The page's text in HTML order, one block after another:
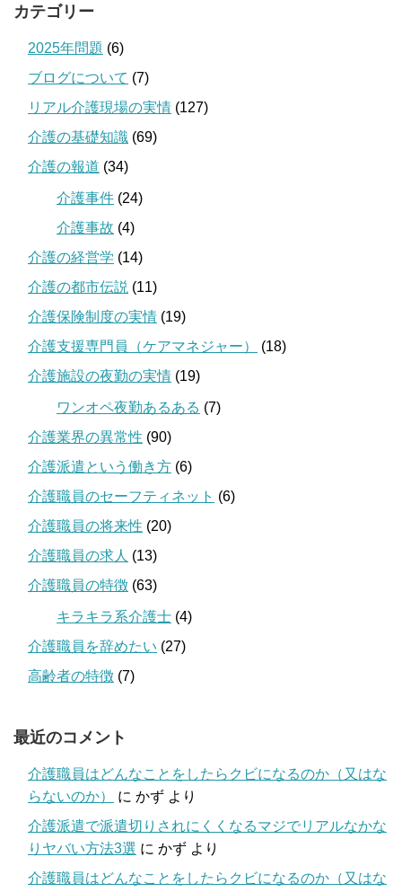
カテゴリー
2025年問題 (6)
ブログについて (7)
リアル介護現場の実情 (127)
介護の基礎知識 (69)
介護の報道 (34)
介護事件 (24)
介護事故 (4)
介護の経営学 (14)
介護の都市伝説 (11)
介護保険制度の実情 (19)
介護支援専門員（ケアマネジャー）
(18)
介護施設の夜勤の実情 (19)
ワンオペ夜勤あるある (7)
介護業界の異常性 (90)
介護派遣という働き方 (6)
介護職員のセーフティネット (6)
介護職員の将来性 (20)
介護職員の求人 (13)
介護職員の特徴 (63)
キラキラ系介護士 (4)
介護職員を辞めたい (27)
高齢者の特徴 (7)
最近のコメント
介護職員はどんなことをしたらクビになるのか（又はな
らないのか）
に かず より
介護派遣で派遣切りされにくくなるマジでリアルなかな
りヤバい方法3選 に かず より
介護職員はどんなことをしたらクビになるのか（又はな